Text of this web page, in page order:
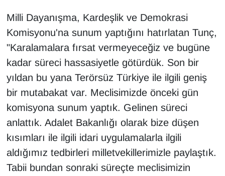
Milli Dayanışma, Kardeşlik ve Demokrasi
Komisyonu'na sunum yaptığını hatırlatan Tunç,
"Karalamalara fırsat vermeyeceğiz ve bugüne
kadar süreci hassasiyetle götürdük. Son bir
yıldan bu yana Terörsüz Türkiye ile ilgili geniş
bir mutabakat var. Meclisimizde önceki gün
komisyona sunum yaptık. Gelinen süreci
anlattık. Adalet Bakanlığı olarak bize düşen
kısımları ile ilgili idari uygulamalarla ilgili
aldığımız tedbirleri milletvekillerimizle paylaştık.
Tabii bundan sonraki süreçte meclisimizin